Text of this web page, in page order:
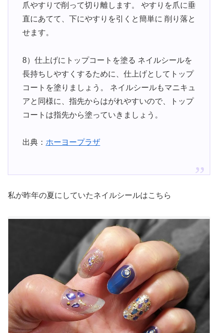
爪やすりで削って切り離します。 やすりを爪に垂
直にあてて、下にやすりを引くと簡単に 削り落と
せます。
8）仕上げにトップコートを塗る ネイルシールを
長持ちしやすくするために、仕上げとしてトップ
コートを塗りましょう。 ネイルシールもマニキュ
アと同様に、指先からはがれやすいので、トップ
コートは指先から塗っていきましょう。
出典： ホーヨープラザ
私が昨年の夏にしていたネイルシールはこちら